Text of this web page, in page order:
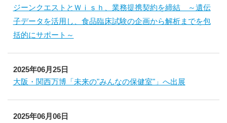
ジーンクエストとＷｉｓｈ、業務提携契約を締結 ～遺伝
子データを活用し、食品臨床試験の企画から解析までを包
括的にサポート～
2025年06月25日
大阪・関西万博「未来の"みんなの保健室"」へ出展
2025年06月06日